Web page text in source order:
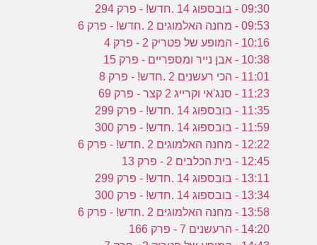
09:30 - בובספוג 14 .חדש! - פרק 294
09:53 - מחנה האלמוגים 2 .חדש! - פרק 6
10:16 - המופע של פטריק 2 - פרק 4
10:38 - אבן נייר ומספריים - פרק 15
11:01 - הכי רעשנים 2 .חדש! - פרק 8
11:23 - סנג'אי וקרייג 2 קצר - פרק 69
11:35 - בובספוג 14 .חדש! - פרק 299
11:59 - בובספוג 14 .חדש! - פרק 300
12:22 - מחנה האלמוגים 2 .חדש! - פרק 6
12:45 - בית הכלבים 2 - פרק 13
13:11 - בובספוג 14 .חדש! - פרק 299
13:34 - בובספוג 14 .חדש! - פרק 300
13:58 - מחנה האלמוגים 2 .חדש! - פרק 6
14:20 - הרעשנים 7 - פרק 166